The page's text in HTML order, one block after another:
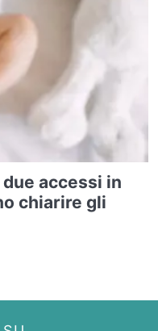
accessi in
chiarire gli